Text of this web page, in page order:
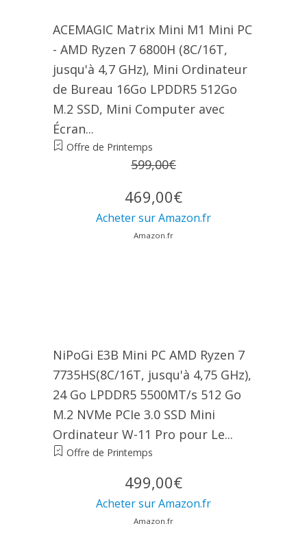
ACEMAGIC Matrix Mini M1 Mini PC
- AMD Ryzen 7 6800H (8C/16T,
jusqu'à 4,7 GHz), Mini Ordinateur
de Bureau 16Go LPDDR5 512Go
M.2 SSD, Mini Computer avec
Écran...
Offre de Printemps
599,00€
469,00€
Acheter sur Amazon.fr
Amazon.fr
NiPoGi E3B Mini PC АMD Ryzen 7
7735HS(8C/16T, jusqu'à 4,75 GHz),
24 Go LPDDR5 5500MT/s 512 Go
M.2 NVMe PCIe 3.0 SSD Mini
Ordinateur W-11 Pro pour Le...
Offre de Printemps
499,00€
Acheter sur Amazon.fr
Amazon.fr